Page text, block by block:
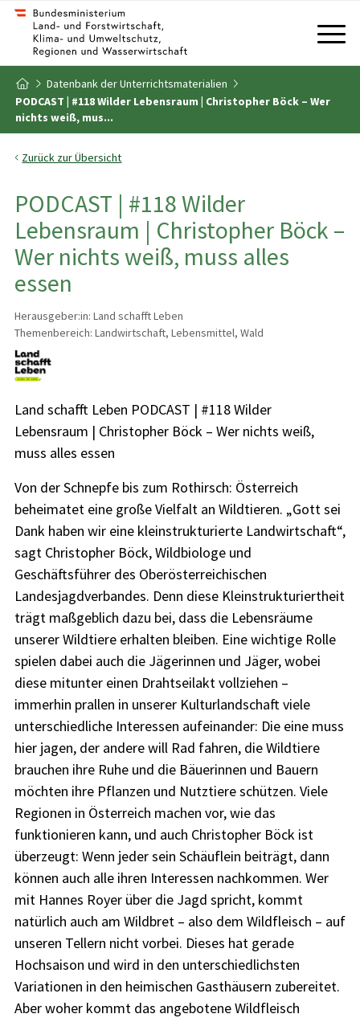
Zum Inhalt
Zum Inhaltsverzeichnis
Zur Startseite
Datenbank der Unterrichtsmaterialien
PODCAST | #118 Wilder Lebensraum | Christopher Böck – Wer
nichts weiß, mus...
Zurück zur Übersicht
PODCAST | #118 Wilder
Lebensraum | Christopher Böck –
Wer nichts weiß, muss alles
essen
Herausgeber:in: Land schafft Leben
Themenbereich: Landwirtschaft, Lebensmittel, Wald
Land schafft Leben PODCAST | #118 Wilder
Lebensraum | Christopher Böck – Wer nichts weiß,
muss alles essen
Von der Schnepfe bis zum Rothirsch: Österreich
beheimatet eine große Vielfalt an Wildtieren. „Gott sei
Dank haben wir eine kleinstrukturierte Landwirtschaft“,
sagt Christopher Böck, Wildbiologe und
Geschäftsführer des Oberösterreichischen
Landesjagdverbandes. Denn diese Kleinstrukturiertheit
trägt maßgeblich dazu bei, dass die Lebensräume
unserer Wildtiere erhalten bleiben. Eine wichtige Rolle
spielen dabei auch die Jägerinnen und Jäger, wobei
diese mitunter einen Drahtseilakt vollziehen –
immerhin prallen in unserer Kulturlandschaft viele
unterschiedliche Interessen aufeinander: Die eine muss
hier jagen, der andere will Rad fahren, die Wildtiere
brauchen ihre Ruhe und die Bäuerinnen und Bauern
möchten ihre Pflanzen und Nutztiere schützen. Viele
Regionen in Österreich machen vor, wie das
funktionieren kann, und auch Christopher Böck ist
überzeugt: Wenn jeder sein Schäuflein beiträgt, dann
können auch alle ihren Interessen nachkommen. Wer
mit Hannes Royer über die Jagd spricht, kommt
natürlich auch am Wildbret – also dem Wildfleisch – auf
unseren Tellern nicht vorbei. Dieses hat gerade
Hochsaison und wird in den unterschiedlichsten
Variationen in den heimischen Gasthäusern zubereitet.
Aber woher kommt das angebotene Wildfleisch